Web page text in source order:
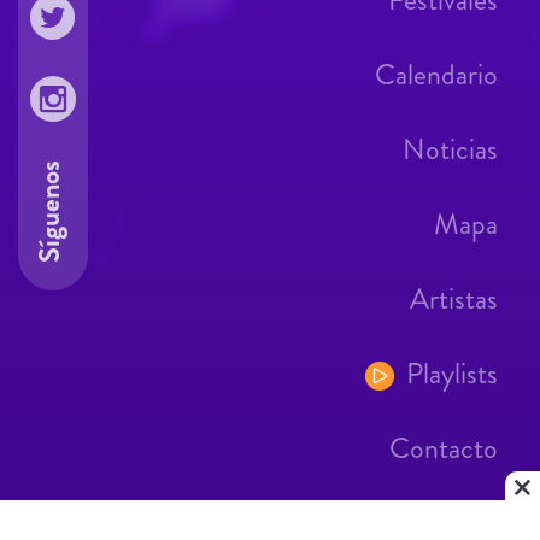
Calendario
Noticias
Mapa
Artistas
Playlists
Contacto
Síguenos